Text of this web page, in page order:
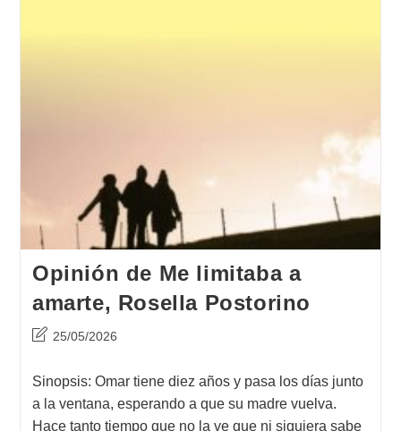
Opinión de Me limitaba a
amarte, Rosella Postorino
Última
de
la
entrada:
25/05/2026
Sinopsis: Omar tiene diez años y pasa los días junto
a la ventana, esperando a que su madre vuelva.
Hace tanto tiempo que no la ve que ni siquiera sabe